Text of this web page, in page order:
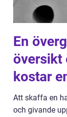
En
översikt
kostar
Att skaffa en
och givande